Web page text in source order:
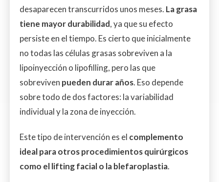
desaparecen transcurridos unos meses. La grasa
tiene mayor durabilidad, ya que su efecto
persiste en el tiempo. Es cierto que inicialmente
no todas las células grasas sobreviven a la
lipoinyección o lipofilling, pero las que
sobreviven pueden durar años. Eso depende
sobre todo de dos factores: la variabilidad
individual y la zona de inyección.
Este tipo de intervención es el complemento
ideal para otros procedimientos quirúrgicos
como el lifting facial o la blefaroplastia.